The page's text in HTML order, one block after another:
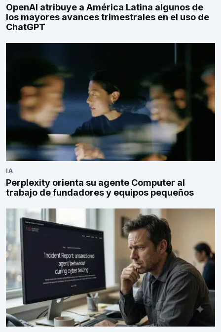
OpenAI atribuye a América Latina algunos de
los mayores avances trimestrales en el uso de
ChatGPT
IA
Perplexity orienta su agente Computer al
trabajo de fundadores y equipos pequeños